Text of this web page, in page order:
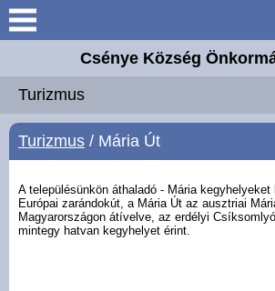
Keresés
Elérhetőségek
Közös Hivatal
Csénye Község
Turizmus
Turizmus / Mária Út
A településünkön áthaladó - Mária
Európai zarándokút, a Mária Út az ausztriai
Magyarországon átívelve, az erdélyi
mintegy hatvan kegyhelyet érint.